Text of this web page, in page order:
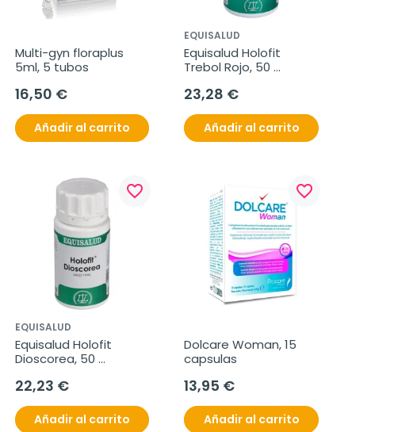
Multi-gyn floraplus
5ml, 5 tubos
16,50 €
Añadir al carrito
EQUISALUD
Equisalud Holofit
Trebol Rojo, 50
23,28 €
Añadir al carrito
favorite_border
EQUISALUD
Equisalud Holofit
Dioscorea, 50
22,23 €
Añadir al carrito
favorite_border
Dolcare Woman, 15
capsulas
13,95 €
Añadir al carrito